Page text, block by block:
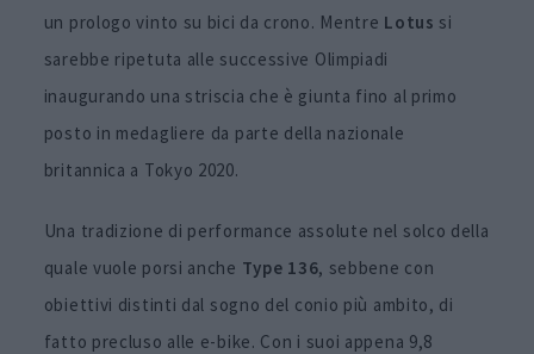
un prologo vinto su bici da crono. Mentre Lotus si
sarebbe ripetuta alle successive Olimpiadi
inaugurando una striscia che è giunta fino al primo
posto in medagliere da parte della nazionale
britannica a Tokyo 2020.
Una tradizione di performance assolute nel solco della
quale vuole porsi anche Type 136, sebbene con
obiettivi distinti dal sogno del conio più ambito, di
fatto precluso alle e-bike. Con i suoi appena 9,8